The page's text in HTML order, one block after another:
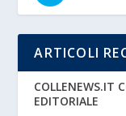
ARTICOLI
COLLENEWS.IT
EDITORIALE